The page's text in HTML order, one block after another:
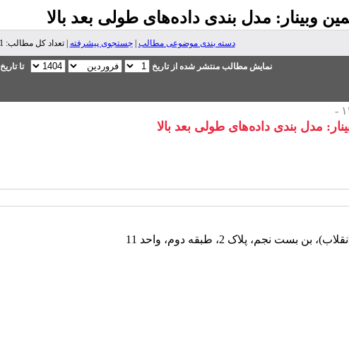
وبینار: مدل بندی داده‌های طولی بعد بالا
دسته بندی موضوعی مطالب |جستجوی پیشرفته | تعداد کل مطالب: 1 | تعداد کل بازدید های مطالب: 890 |
نمایش مطالب منتشر شده از تاریخ تا تاریخ
مدل بندی داده‌های طولی بعد بالا
نجم، پلاک 2، طبقه دوم، واحد 11